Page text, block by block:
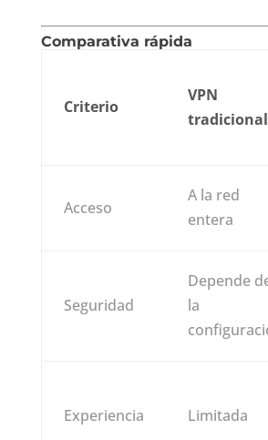
Comparativa rápida
Criterio
VPN
tradicional
Acceso
A la red
entera
Seguridad
Depende
la
Experiencia Limitada